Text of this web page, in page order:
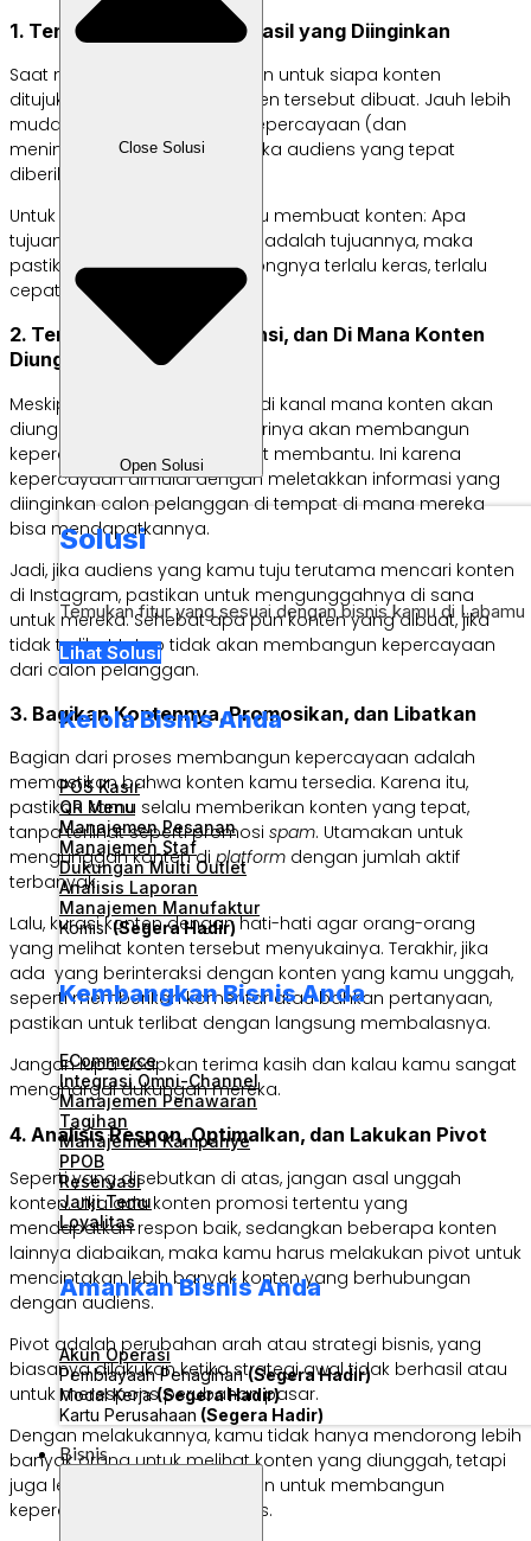
Close Solusi
Open Solusi
Solusi
Temukan fitur yang sesuai dengan bisnis kamu di Labamu
Lihat Solusi
Kelola Bisnis Anda
POS Kasir
QR Menu
Manajemen Pesanan
Manajemen Staf
Dukungan Multi Outlet
Analisis Laporan
Manajemen Manufaktur
Komisi(Segera Hadir)
Kembangkan Bisnis Anda
ECommerce
Integrasi Omni-Channel
Manajemen Penawaran
Tagihan
Manajemen Kampanye
PPOB
Reservasi
Janji Temu
Loyalitas
Amankan Bisnis Anda
Akun Operasi
Pembiayaan Penagihan(Segera Hadir)
Modal Kerja(Segera Hadir)
Kartu Perusahaan (Segera Hadir)
Bisnis
1. Tentukan Audiens dan Hasil yang Diinginkan
Saat membuat konten, pikirkan untuk siapa konten
ditujukan dan mengapa konten tersebut dibuat. Jauh lebih
mudah untuk membangun kepercayaan (dan
meningkatkan penjualan) ketika audiens yang tepat
diberikan konten yang tepat.
Untuk itu, pikirkan alasan kamu membuat konten: Apa
tujuannya? Jika kepercayaan adalah tujuannya, maka
pastikan untuk tidak mendorongnya terlalu keras, terlalu
cepat.
2. Tentukan Jenis, Frekuensi, dan Di Mana Konten
Diunggah
Meskipun jenis, frekuensi, dan di kanal mana konten akan
diunggah tidak dengan sendirinya akan membangun
kepercayaan, tetapi ini sangat membantu. Ini karena
kepercayaan dimulai dengan meletakkan informasi yang
diinginkan calon pelanggan di tempat di mana mereka
bisa mendapatkannya.
Jadi, jika audiens yang kamu tuju terutama mencari konten
di Instagram, pastikan untuk mengunggahnya di sana
untuk mereka. Sehebat apa pun konten yang dibuat, jika
tidak terlihat tetap tidak akan membangun kepercayaan
dari calon pelanggan.
3. Bagikan Kontennya, Promosikan, dan Libatkan
Bagian dari proses membangun kepercayaan adalah
memastikan bahwa konten kamu tersedia. Karena itu,
pastikan kamu selalu memberikan konten yang tepat,
tanpa terlihat seperti promosi spam. Utamakan untuk
mengunggah konten di platform dengan jumlah aktif
terbanyak.
Lalu, kurasi konten dengan hati-hati agar orang-orang
yang melihat konten tersebut menyukainya. Terakhir, jika
ada yang berinteraksi dengan konten yang kamu unggah,
seperti memberikan komentar atau bahkan pertanyaan,
pastikan untuk terlibat dengan langsung membalasnya.
Jangan lupa ucapkan terima kasih dan kalau kamu sangat
menghargai dukungan mereka.
4. Analisis Respon, Optimalkan, dan Lakukan Pivot
Seperti yang disebutkan di atas, jangan asal unggah
konten. Jika ada konten promosi tertentu yang
mendapatkan respon baik, sedangkan beberapa konten
lainnya diabaikan, maka kamu harus melakukan pivot untuk
menciptakan lebih banyak konten yang berhubungan
dengan audiens.
Pivot adalah perubahan arah atau strategi bisnis, yang
biasanya dilakukan ketika strategi awal tidak berhasil atau
untuk merespons perubahan pasar.
Dengan melakukannya, kamu tidak hanya mendorong lebih
banyak orang untuk melihat konten yang diunggah, tetapi
juga lebih banyak kesempatan untuk membangun
kepercayaan dengan audiens.